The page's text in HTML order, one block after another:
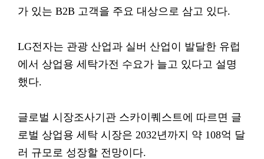
가 있는 B2B 고객을 주요 대상으로 삼고 있다.
LG전자는 관광 산업과 실버 산업이 발달한 유럽
에서 상업용 세탁가전 수요가 늘고 있다고 설명
했다.
글로벌 시장조사기관 스카이퀘스트에 따르면 글
로벌 상업용 세탁 시장은 2032년까지 약 108억 달
러 규모로 성장할 전망이다.